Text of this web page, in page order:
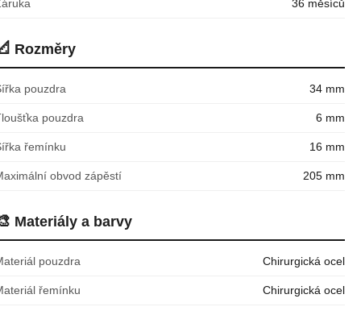
36 měsíců
Rozměry
pouzdra 34 mm
pouzdra 6 mm
řemínku 16 mm
obvod zápěstí 205 mm
Materiály a barvy
pouzdra Chirurgická ocel
řemínku Chirurgická ocel